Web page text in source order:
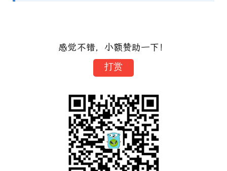
感觉不错，小额赞助一下！
打赏